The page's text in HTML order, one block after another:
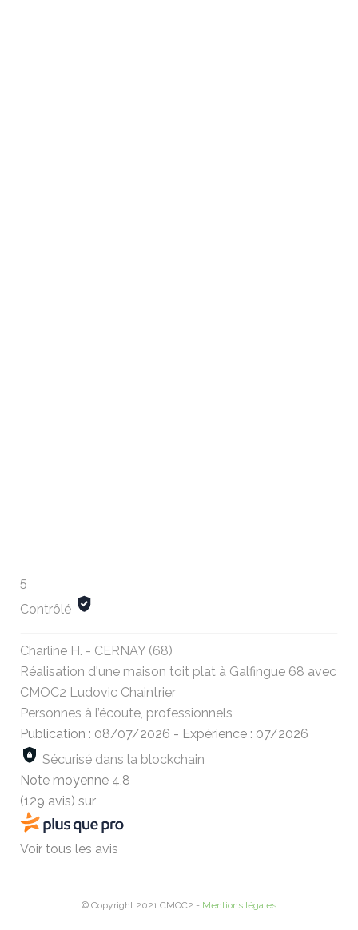
5
Contrôlé
Charline H. - CERNAY (68)
Réalisation d'une maison toit plat à Galfingue 68 avec
CMOC2 Ludovic Chaintrier
Personnes à l’écoute, professionnels
Publication : 08/07/2026 - Expérience : 07/2026
Sécurisé dans la blockchain
Note moyenne 4,8
(129 avis) sur
Voir tous les avis
© Copyright 2021 CMOC2 - Mentions légales